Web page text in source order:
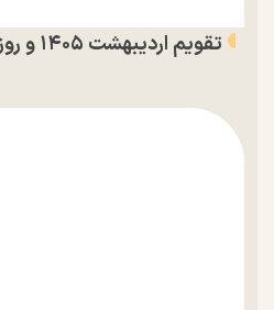
تقویم اردیبهشت ۱۴۰۵ و روز‌های تعطیل این ماه